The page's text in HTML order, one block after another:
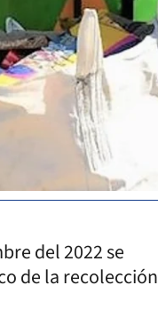
del 2022 se
de la recolección